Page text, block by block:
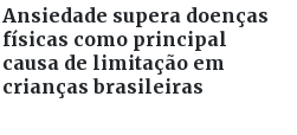
Ansiedade supera doenças
físicas como principal
causa de limitação em
crianças brasileiras